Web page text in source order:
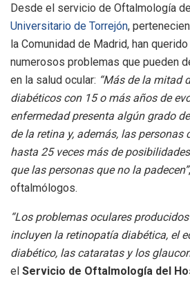
Desde el servicio de Oftalmología
Universitario de Torrejón,
la Comunidad de Madrid, han
numerosos problemas que pueden
en la salud ocular: “Más de la mitad
diabéticos con 15 o más años de
enfermedad presenta algún grado
de la retina y, además, las personas
hasta 25 veces más de
que las personas que no la padecen”
oftalmólogos.
“Los problemas oculares
incluyen la retinopatía diabética, el
diabético, las cataratas y los
el Servicio de Oftalmología del